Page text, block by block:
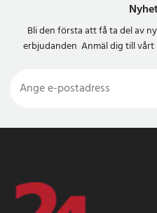
Bli den första att få ta del av
erbjudanden Anmäl dig till vårt